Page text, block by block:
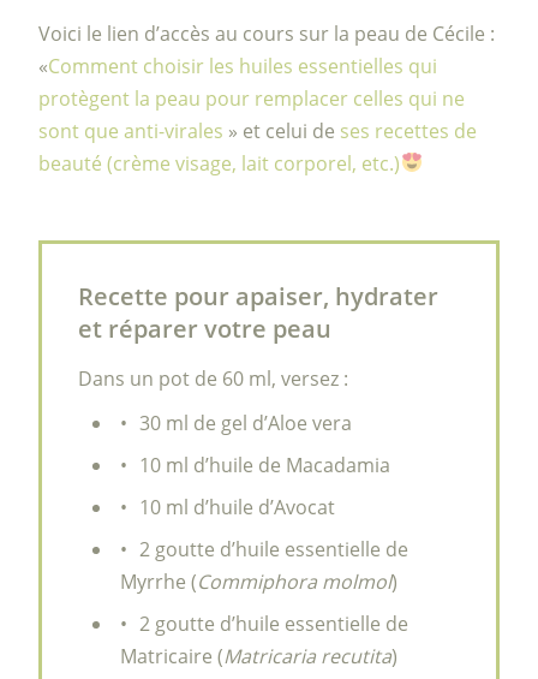
Voici le lien d’accès au cours sur la peau de Cécile :
«Comment choisir les huiles essentielles qui
protègent la peau pour remplacer celles qui ne
sont que anti-virales » et celui de ses recettes de
beauté (crème visage, lait corporel, etc.)
Recette pour apaiser, hydrater
et réparer votre peau
Dans un pot de 60 ml, versez :
30 ml de gel d’Aloe vera
10 ml d’huile de Macadamia
10 ml d’huile d’Avocat
2 goutte d’huile essentielle de
Myrrhe (Commiphora molmol)
2 goutte d’huile essentielle de
Matricaire (Matricaria recutita)